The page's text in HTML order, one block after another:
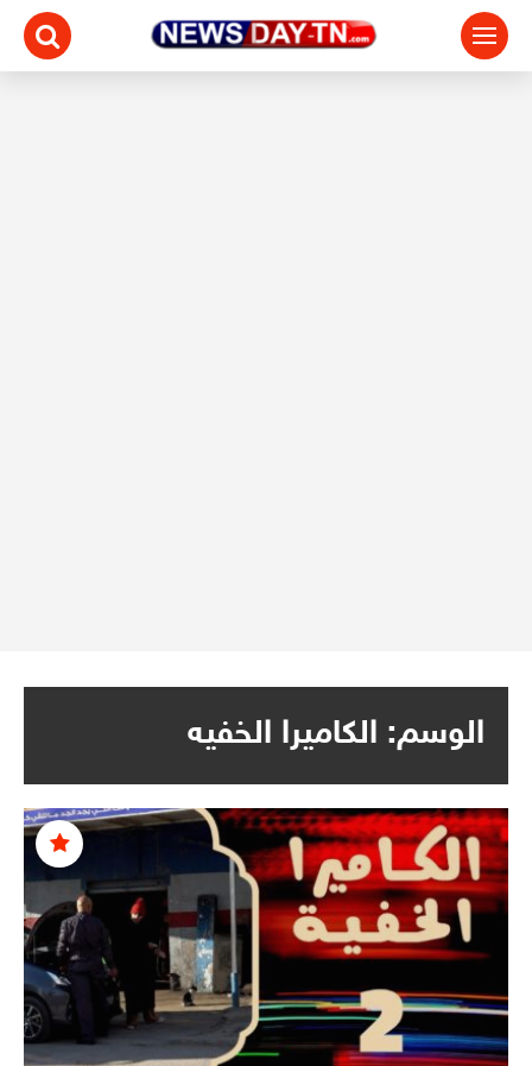
الوسم: الكاميرا الخفيه